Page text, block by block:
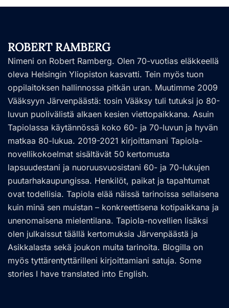
ROBERT RAMBERG
Nimeni on Robert Ramberg. Olen 70-vuotias eläkkeellä
oleva Helsingin Yliopiston kasvatti. Tein myös tuon
oppilaitoksen hallinnossa pitkän uran. Muutimme 2009
Vääksyyn Järvenpäästä: tosin Vääksy tuli tutuksi jo 80-
luvun puolivälistä alkaen kesien viettopaikkana. Asuin
Tapiolassa käytännössä koko 60- ja 70-luvun ja hyvän
matkaa 80-lukua. 2019-2021 kirjoittamani Tapiola-
novellikokoelmat sisältävät 50 kertomusta
lapsuudestani ja nuoruusvuosistani 60- ja 70-lukujen
puutarhakaupungissa. Henkilöt, paikat ja tapahtumat
ovat todellisia. Tapiola elää näissä tarinoissa sellaisena
kuin minä sen muistan – konkreettisena kotipaikkana ja
unenomaisena mielentilana. Tapiola-novellien lisäksi
olen julkaissut täällä kertomuksia Järvenpäästä ja
Asikkalasta sekä joukon muita tarinoita. Blogilla on
myös tyttärentyttärilleni kirjoittamiani satuja. Some
stories I have translated into English.